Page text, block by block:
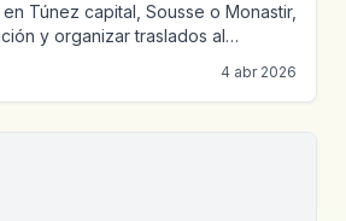
Túnez capital, Sousse o Monastir,
y organizar traslados al
4 abr 2026